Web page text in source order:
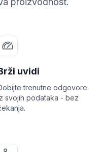
uvidi
trenutne odgovore
svojih podataka - bez